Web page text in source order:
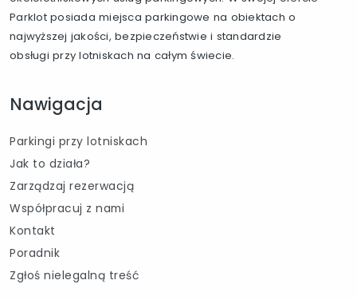
Parklot posiada miejsca parkingowe na obiektach o
najwyższej jakości, bezpieczeństwie i standardzie
obsługi przy lotniskach na całym świecie.
Nawigacja
Parkingi przy lotniskach
Jak to działa?
Zarządzaj rezerwacją
Współpracuj z nami
Kontakt
Poradnik
Zgłoś nielegalną treść